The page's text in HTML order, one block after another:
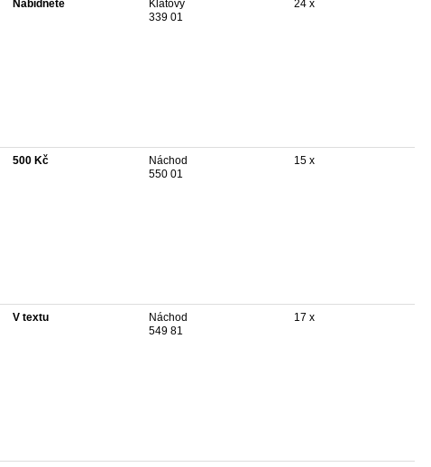
Nabídněte
Klatovy
339 01
24 x
500 Kč
Náchod
550 01
15 x
V textu
Náchod
549 81
17 x